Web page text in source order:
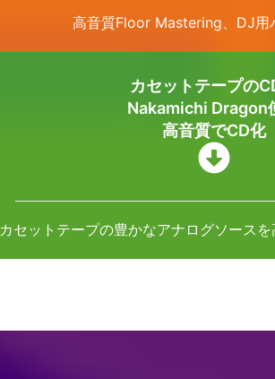
高音質Floor Mastering、DJ用
カセットテープの
Nakamichi Dragon
高音質でCD化
カセットテープの豊かなアナログソース